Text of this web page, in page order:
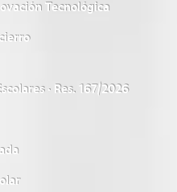
Tecnológica
· Res. 167/2026